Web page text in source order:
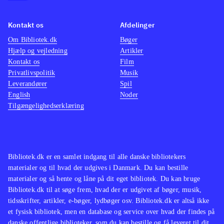
velkendte Singstar koncept. Men
netop det velkendte sangrepertoire vil
nok gøre det populært i de danske
stuer på tværs af aldersgrupper
Singstar konceptet er trods mange år
på bagen og begrænset udvikling af
gameplay siden fremkomsten stadig
med en sangstjerne i maven.
Bibliotek.dk er en samlet indgang til alle danske bibliotekers
materialer og til hvad der udgives i Danmark. Du kan bestille
materialer og så hente og låne på dit eget bibliotek. Du kan bruge
Bibliotek.dk til at søge frem, hvad der er udgivet af bøger, musik,
tidsskrifter, artikler, e-bøger, lydbøger osv. Bibliotek.dk er altså ikke
et fysisk bibliotek, men en database og service over hvad der findes på
Kontakt os
Om Bibliotek.dk
Hjælp og vejledning
Kontakt os
Privatlivspolitik
Leverandører
English
Tilgængelighedserklæring
Afdelinger
Bøger
Artikler
Film
Musik
Spil
Noder